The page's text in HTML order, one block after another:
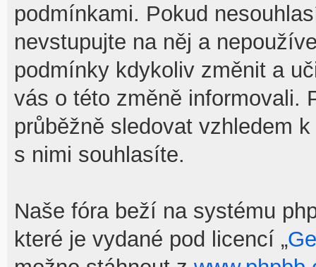
podmínkami. Pokud
nevstupujte na něj a
podmínky kdykoliv změnit a
vás o této změně informovali.
průběžně sledovat vzhledem
s nimi souhlasíte.
Naše fóra beží na systému
které je vydané pod licencí „